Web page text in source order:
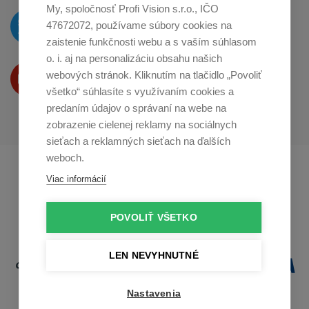
My, spoločnosť Profi Vision s.r.o., IČO
47672072, používame súbory cookies na
zaistenie funkčnosti webu a s vaším súhlasom
o. i. aj na personalizáciu obsahu našich
webových stránok. Kliknutím na tlačidlo „Povoliť
všetko“ súhlasíte s využívaním cookies a
predaním údajov o správaní na webe na
zobrazenie cielenej reklamy na sociálnych
sieťach a reklamných sieťach na ďalších
weboch.
Viac informácií
POVOLIŤ VŠETKO
LEN NEVYHNUTNÉ
Nastavenia
O novinkách píšeme
naTwitteri
Produkty Vám predstavujeme
na Youtube
Profikuchař.cz